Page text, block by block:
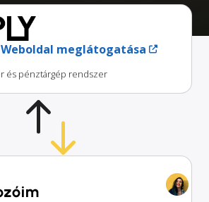
Weboldal meglátogatása
és pénztárgép rendszer